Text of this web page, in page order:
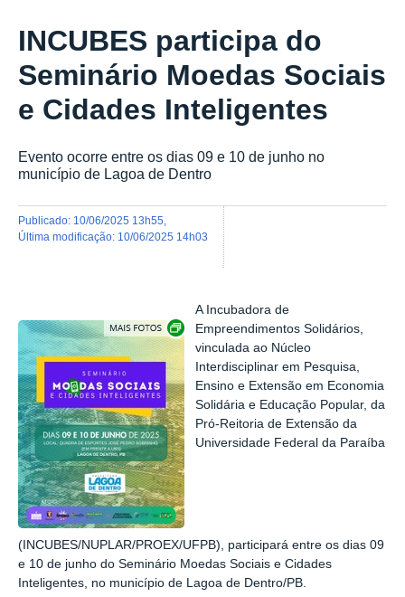
INCUBES participa do
Seminário Moedas Sociais
e Cidades Inteligentes
Evento ocorre entre os dias 09 e 10 de junho no
município de Lagoa de Dentro
publicado: 10/06/2025 13h55
última modificação: 10/06/2025 14h03
Exibir carrossel de imagens
A Incubadora de
Empreendimentos Solidários,
vinculada ao Núcleo
Interdisciplinar em Pesquisa,
Ensino e Extensão em Economia
Solidária e Educação Popular, da
Pró-Reitoria de Extensão da
Universidade Federal da Paraíba
(INCUBES/NUPLAR/PROEX/UFPB), participará entre os dias 09
e 10 de junho do Seminário Moedas Sociais e Cidades
Inteligentes, no município de Lagoa de Dentro/PB.